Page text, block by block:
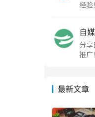
经验
自
分享
推广
最新文章